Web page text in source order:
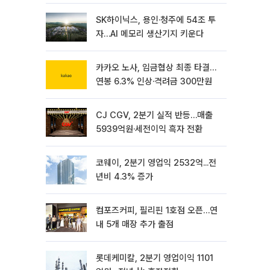
SK하이닉스, 용인·청주에 54조 투
자…AI 메모리 생산기지 키운다
카카오 노사, 임금협상 최종 타결…
연봉 6.3% 인상·격려금 300만원
CJ CGV, 2분기 실적 반등…매출
5939억원·세전이익 흑자 전환
코웨이, 2분기 영업익 2532억...전
년비 4.3% 증가
컴포즈커피, 필리핀 1호점 오픈…연
내 5개 매장 추가 출점
롯데케미칼, 2분기 영업이익 1101